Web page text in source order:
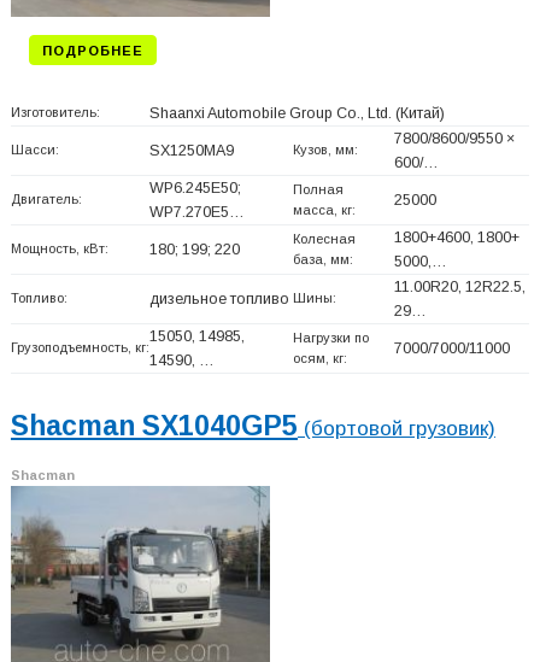
ПОДРОБНЕЕ
Изготовитель: Shaanxi Automobile Group Co., Ltd. (Китай)
Шасси: SX1250MA9 Кузов, мм:
7800/8600/9550 ×
600/…
Двигатель:
WP6.245E50;
WP7.270E5…
Полная
масса, кг:
25000
Мощность, кВт: 180; 199; 220
Колесная
база, мм:
1800+4600, 1800+
5000,…
Топливо: дизельное топливо Шины:
11.00R20, 12R22.5,
29…
Грузоподъемность, кг:
15050, 14985,
14590, …
Нагрузки по
осям, кг:
7000/7000/11000
Shacman SX1040GP5 (бортовой грузовик)
Shacman